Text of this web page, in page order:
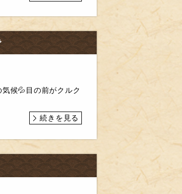
候💦目の前がクルク
続きを見る